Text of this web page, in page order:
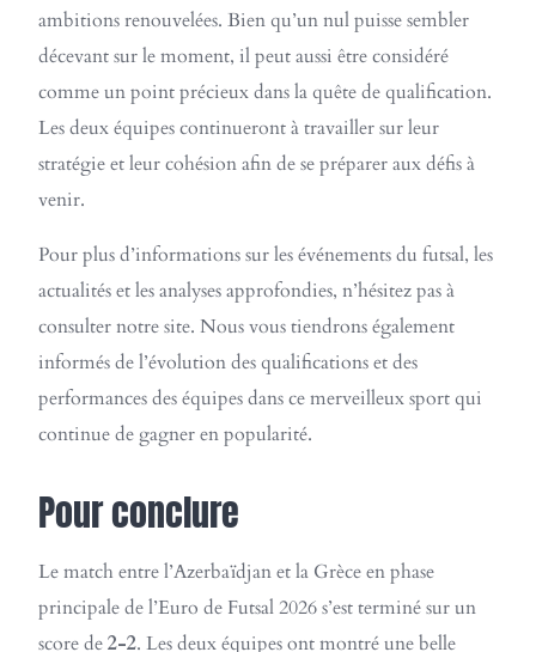
ambitions renouvelées. Bien qu’un nul puisse sembler
décevant sur le moment, il peut aussi être considéré
comme un point précieux dans la quête de qualification.
Les deux équipes continueront à travailler sur leur
stratégie et leur cohésion afin de se préparer aux défis à
venir.
Pour plus d’informations sur les événements du futsal, les
actualités et les analyses approfondies, n’hésitez pas à
consulter notre site. Nous vous tiendrons également
informés de l’évolution des qualifications et des
performances des équipes dans ce merveilleux sport qui
continue de gagner en popularité.
Pour conclure
Le match entre l’Azerbaïdjan et la Grèce en phase
principale de l’Euro de Futsal 2026 s’est terminé sur un
score de2-2. Les deux équipes ont montré une belle